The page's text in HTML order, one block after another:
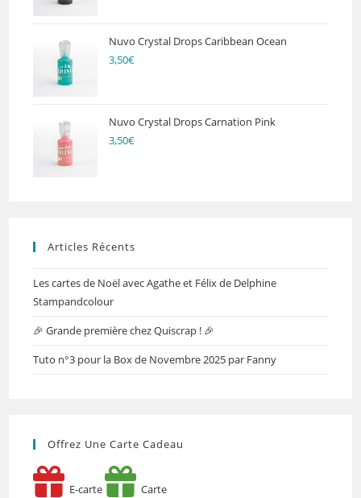
Nuvo Crystal Drops Caribbean Ocean
3,50€
Nuvo Crystal Drops Carnation Pink
3,50€
Articles Récents
Les cartes de Noël avec Agathe et Félix de Delphine
Stampandcolour
🎉 Grande première chez Quiscrap ! 🎉
Tuto n°3 pour la Box de Novembre 2025 par Fanny
Offrez Une Carte Cadeau
E-carte Carte